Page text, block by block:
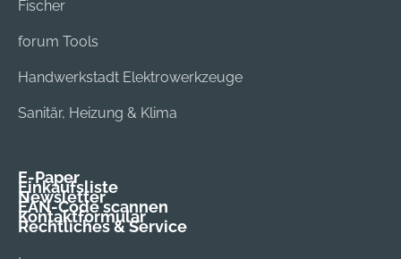
Fischer
forum Tools
Handwerkstadt Elektrowerkzeuge
Sanitär, Heizung & Klima
E-Paper
Einkaufsliste
Newsletter
EAN-Code scannen
Kontaktformular
Rechtliches & Service